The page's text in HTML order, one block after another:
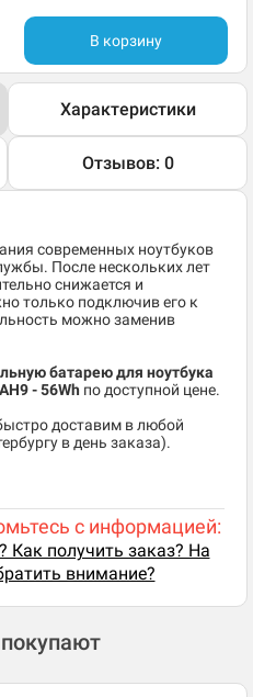
В корзину
Характеристики
Отзывов: 0
современных ноутбуков
После нескольких лет
снижается и
только подключив его к
можно заменив
батарею для ноутбука
- 56Wh по доступной цене.
доставим в любой
в день заказа).
с информацией:
Как получить заказ? На
внимание?